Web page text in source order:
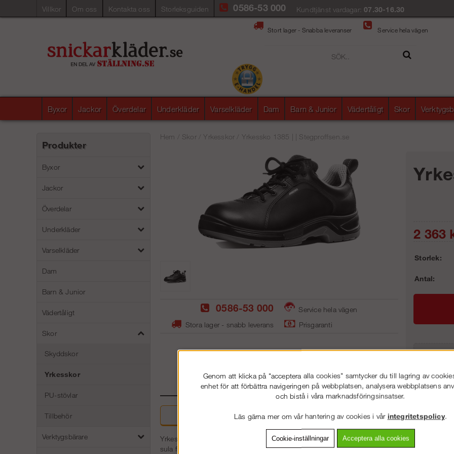
Villkor Om oss Kontakta oss Storleksguiden 0586-53 000 Kundtjänst vardagar:07.30-16.30
Stort lager - Snabba leveranser Service hela vägen
Byxor Jackor Överdelar Underkläder Varselkläder Dam Barn & Junior Vädertåligt Skor
Produkter
Byxor
Jackor
Överdelar
Underkläder
Varselkläder
Dam
Barn & Junior
Vädertåligt
Skor
Skyddskor
Yrkesskor
PU-stövlar
Tillbehör
Verktygsbärare
Hem Skor/Yrkesskor Yrkessko 1385 | | Stegproffsen.se
0586-53 000
Service hela vägen
Stora lager - snabb leverans
Prisgaranti
2 363
Storlek:
Antal:
Beskrivning Detaljerad info
Yrkessko 1385 är en klassisk och stilren yrkessko i skinn som är mycket smidig och skön
sula för maximal stötdämpning, återfjädring och sviktkänsla.
Genom att klicka på "acceptera alla cookies" samtycker du till lagring av
enhet för att förbättra navigeringen på webbplatsen, analysera webbplatsens
och bistå i våra marknadsföringsinsatser.
Läs gärna mer om vår hantering av cookies i vår integritetspolicy.
Cookie-inställningar Acceptera alla cookies
VÄLKOMMEN TILLSNICKARKLÄDER.SE
VÄNLIGEN VÄLJ PRIVAT ELLER FÖRETAG NEDAN.